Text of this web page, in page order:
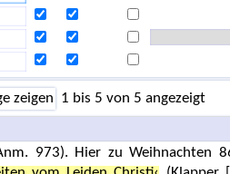
zeigen 1 bis 5 von 5 angezeigt
973). Hier zu Weihnachten